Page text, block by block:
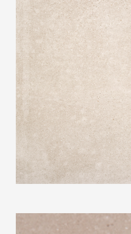
Beste Koop 600X600
Beste Koop 400X1200